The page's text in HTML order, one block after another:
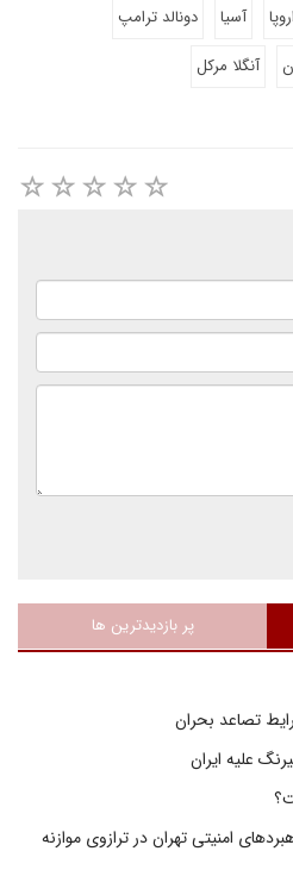
اروپا آسیا
دونالد ترامپ
آنگلا مرکل
پر بازدیدترین ها
تصاعد بحران
علیه ایران
امنیتی تهران در ترازوی موازنه